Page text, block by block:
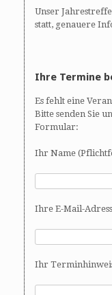
Unser
statt, genauere
Ihre Termine
Es fehlt eine
Bitte senden Sie
Formular:
Ihr Name
Ihre E-Mail-
Ihr